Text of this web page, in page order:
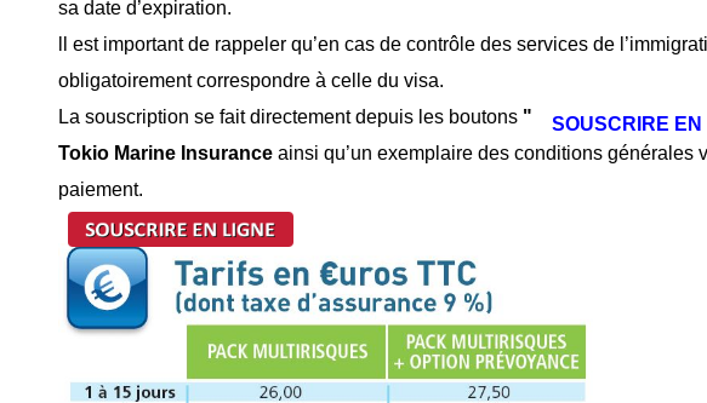
sa date d’expiration.
ll est important de rappeler qu’en cas de contrôle des services de
obligatoirement correspondre à celle du visa.
La souscription se fait directement depuis les boutons " SOUSCRIRE EN
Tokio Marine Insurance ainsi qu’un exemplaire des conditions générales
paiement.